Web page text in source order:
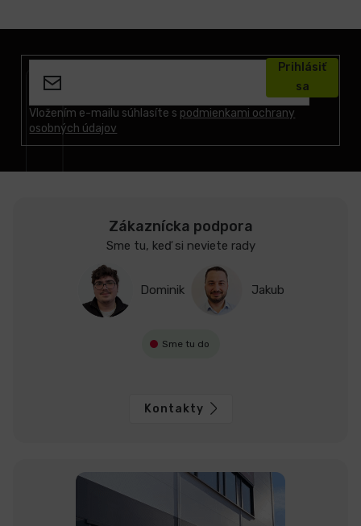
Vložením e-mailu súhlasíte s podmienkami ochrany
osobných údajov
Prihlásiť
sa
Zákaznícka podpora
Sme tu, keď si neviete rady
Dominik Jakub
Sme tu do
Kontakty